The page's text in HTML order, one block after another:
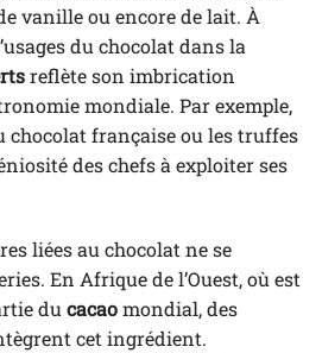
vanille ou encore de lait. À
du chocolat dans la
reflète son imbrication
mondiale. Par exemple,
chocolat française ou les truffes
des chefs à exploiter ses
liées au chocolat ne se
En Afrique de l’Ouest, où est
du cacaomondial, des
cet ingrédient.